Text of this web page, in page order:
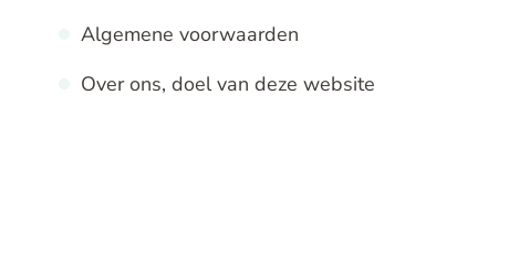
Algemene voorwaarden
Over ons, doel van deze website